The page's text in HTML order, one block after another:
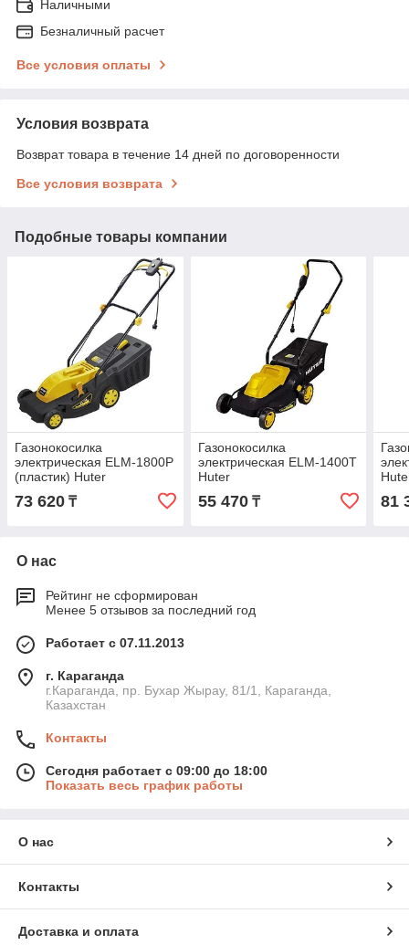
Наличными
Безналичный расчет
Все условия оплаты
Условия возврата
Возврат товара в течение 14 дней по договоренности
Все условия возврата
Подобные товары компании
Газонокосилка
электрическая ELM-1800P
(пластик) Huter
73 620 ₸
Газонокосилка
электрическая ELM-1400Т
Huter
55 470₸ 81
О нас
Рейтинг не сформирован
Менее 5 отзывов за последний год
Работает с 07.11.2013
г. Караганда
г.Караганда, пр. Бухар Жырау, 81/1, Караганда,
Казахстан
Контакты
Сегодня работает с 09:00 до 18:00
Показать весь график работы
О нас
Контакты
Доставка и оплата